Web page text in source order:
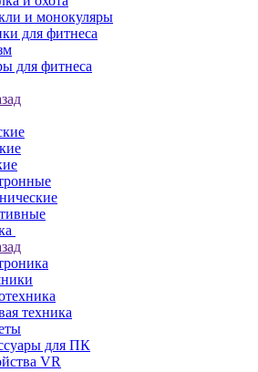
и монокуляры
для фитнеса
для фитнеса
техника
для ПК
VR